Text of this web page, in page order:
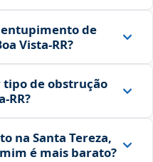
de
Vista‑RR?
de obstrução
na Santa Tereza,
é mais barato?